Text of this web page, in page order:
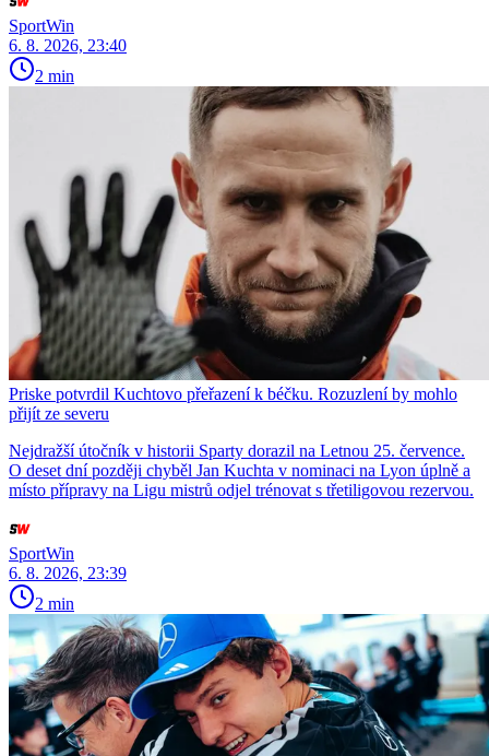
SportWin
6. 8. 2026, 23:40
2 min
Priske potvrdil Kuchtovo přeřazení k béčku. Rozuzlení by mohlo
přijít ze severu
Nejdražší útočník v historii Sparty dorazil na Letnou 25. července.
O deset dní později chyběl Jan Kuchta v nominaci na Lyon úplně a
místo přípravy na Ligu mistrů odjel trénovat s třetiligovou rezervou.
SportWin
6. 8. 2026, 23:39
2 min